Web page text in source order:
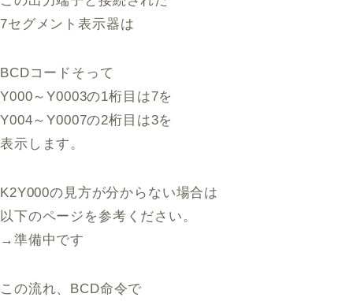
7セグメント表示器は
BCDコードそって
Y000～Y0003の1桁目は7を
Y004～Y0007の2桁目は3を
表示します。
K2Y000の見方が分からない場合は
以下のページを参考ください。
→準備中です
この流れ、BCD命令で